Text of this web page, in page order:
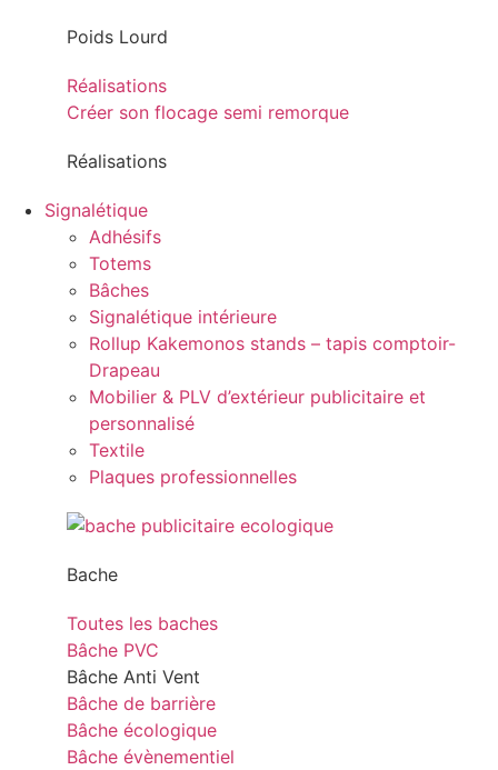
Poids Lourd
Réalisations
Créer son flocage semi remorque
Réalisations
Signalétique
Adhésifs
Totems
Bâches
Signalétique intérieure
Rollup Kakemonos stands – tapis comptoir-
Drapeau
Mobilier & PLV d’extérieur publicitaire et
personnalisé
Textile
Plaques professionnelles
Bache
Toutes les baches
Bâche PVC
Bâche Anti Vent
Bâche de barrière
Bâche écologique
Bâche évènementiel